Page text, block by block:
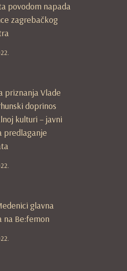
povodom napada
zagrebačkog
priznanja Vlade
doprinos
kulturi – javni
predlaganje
glavna
na Be:femon